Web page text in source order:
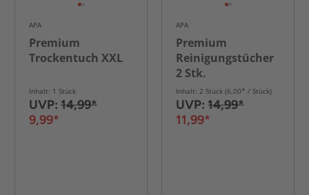
APA
Premium
Trockentuch XXL
Inhalt: 1 Stück
UVP: 14,99*
9,99*
APA
Premium
Reinigungstücher
2 Stk.
Inhalt: 2 Stück (6,00* / Stück)
UVP: 14,99*
11,99*